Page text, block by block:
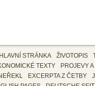
HLAVNÍ STRÁNKA ŽIVOTOPIS
TEXTY
PROJEVY
EXCERPTA Z ČETBY